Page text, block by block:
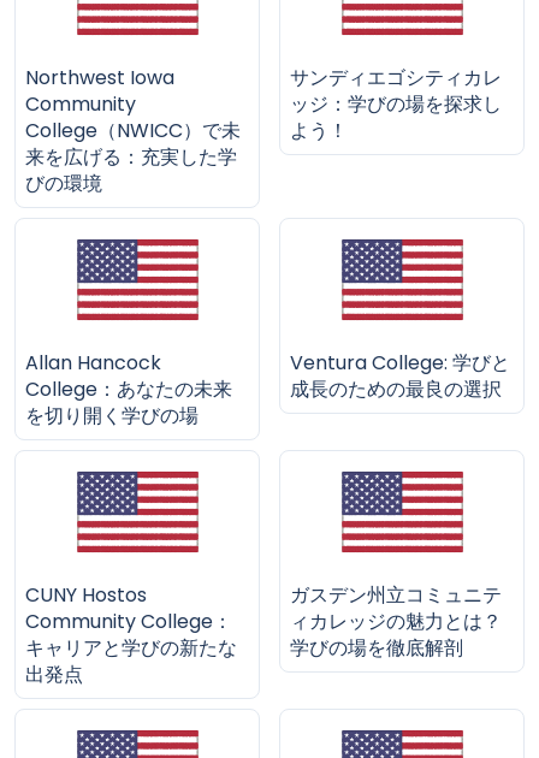
Northwest Iowa
Community
College（NWICC）で未
来を広げる：充実した学
びの環境
サンディエゴシティカレ
ッジ：学びの場を探求し
よう！
Allan Hancock
College：あなたの未来
を切り開く学びの場
Ventura College: 学びと
成長のための最良の選択
CUNY Hostos
Community College：
キャリアと学びの新たな
出発点
ガスデン州立コミュニテ
ィカレッジの魅力とは？
学びの場を徹底解剖